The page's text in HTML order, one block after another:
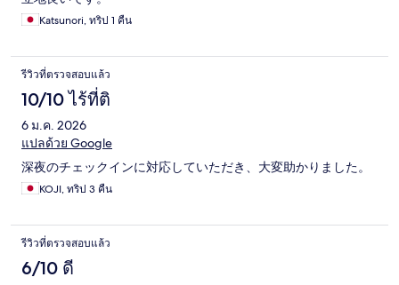
Katsunori, ทริป 1 คืน
รีวิวที่ตรวจสอบแล้ว
10/10 ไร้ที่ติ
6 ม.ค. 2026
แปลด้วย Google
深夜のチェックインに対応していただき、大変助かりました。
KOJI, ทริป 3 คืน
รีวิวที่ตรวจสอบแล้ว
6/10 ดี